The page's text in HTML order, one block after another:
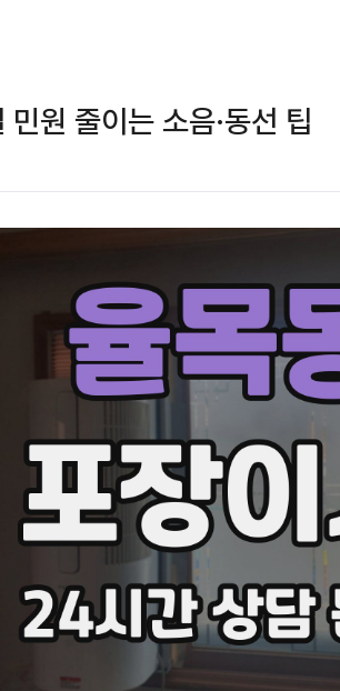
원 줄이는 소음·동선 팁